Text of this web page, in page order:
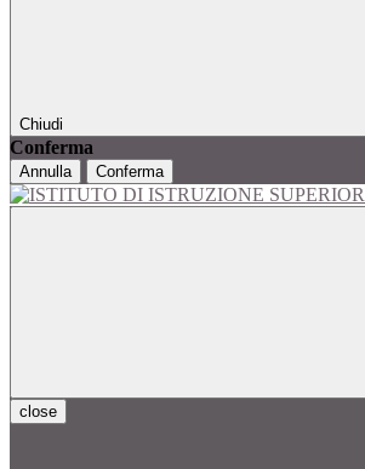
Chiudi
Conferma
Annulla Conferma
close